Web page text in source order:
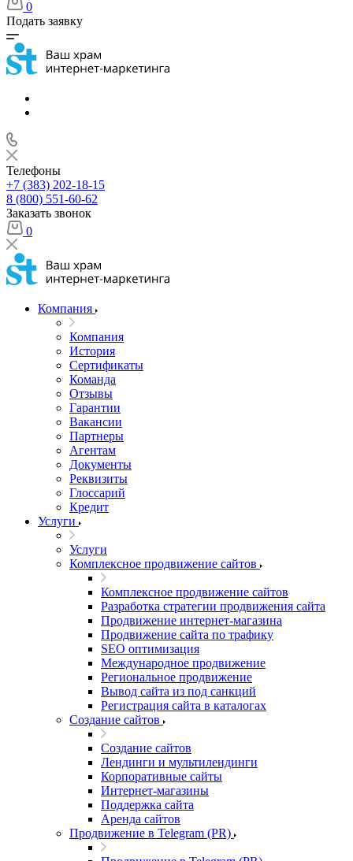
0
Подать заявку
Телефоны
+7 (383) 202-18-15
8 (800) 551-60-62
Заказать звонок
0
Компания
Компания
История
Сертификаты
Команда
Отзывы
Гарантии
Вакансии
Партнеры
Агентам
Документы
Реквизиты
Глоссарий
Кредит
Услуги
Услуги
Комплексное продвижение сайтов
Комплексное продвижение сайтов
Разработка стратегии продвижения сайта
Продвижение интернет-магазина
Продвижение сайта по трафику
SEO оптимизация
Международное продвижение
Региональное продвижение
Вывод сайта из под санкций
Регистрация сайта в каталогах
Создание сайтов
Создание сайтов
Лендинги и мультилендинги
Корпоративные сайты
Интернет-магазины
Поддержка сайта
Аренда сайтов
Продвижение в Telegram (PR)